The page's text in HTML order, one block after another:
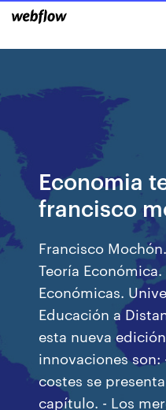
Economia
francisco
Francisco
Teoría
Económicas.
Educación a
esta nueva
innovaciones
costes se
capítulo. - Los